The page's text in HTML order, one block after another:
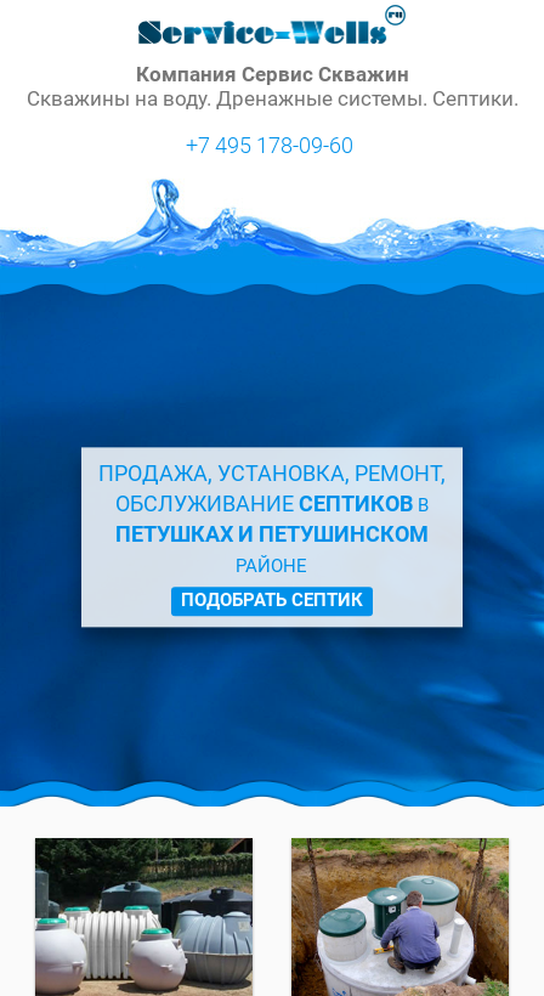
Компания Сервис Скважин
Скважины на воду. Дренажные системы. Септики.
+7 495 178-09-60
ПРОДАЖА, УСТАНОВКА, РЕМОНТ,
ОБСЛУЖИВАНИЕСЕПТИКОВ В
ПЕТУШКАХ И ПЕТУШИНСКОМ
РАЙОНЕ
ПОДОБРАТЬ СЕПТИК